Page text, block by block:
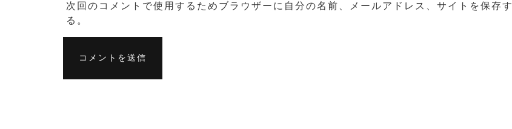
次回のコメントで使用するためブラウザーに自分の名前、メールアドレス、サイトを保存す
る。